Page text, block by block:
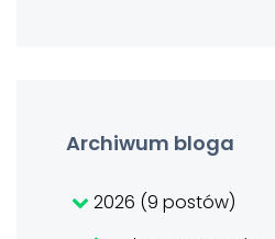
Archiwum bloga
2026 (9 postów)